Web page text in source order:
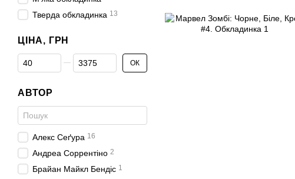
Тверда обкладинка 13
ЦІНА, ГРН
Від Ціна, грн
До Ціна, грн ОК
АВТОР
Алекс Сеґура 16
Андреа Соррентіно 2
Брайан Майкл Бендіс 1